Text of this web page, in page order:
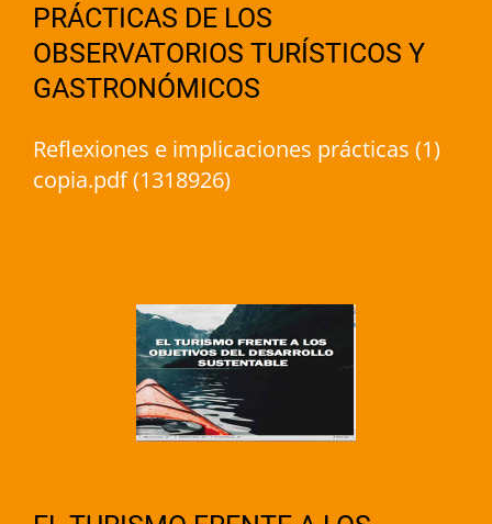
PRÁCTICAS DE LOS
OBSERVATORIOS TURÍSTICOS Y
GASTRONÓMICOS
Reflexiones e implicaciones prácticas (1)
copia.pdf (1318926)